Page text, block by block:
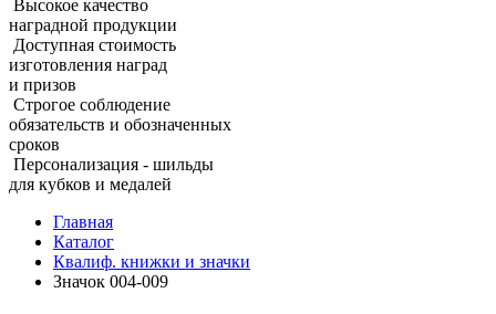
Высокое качество
наградной продукции
Доступная стоимость
изготовления наград
и призов
Строгое соблюдение
обязательств и обозначенных
сроков
Персонализация - шильды
для кубков и медалей
Главная
Каталог
Квалиф. книжки и значки
Значок 004‑009